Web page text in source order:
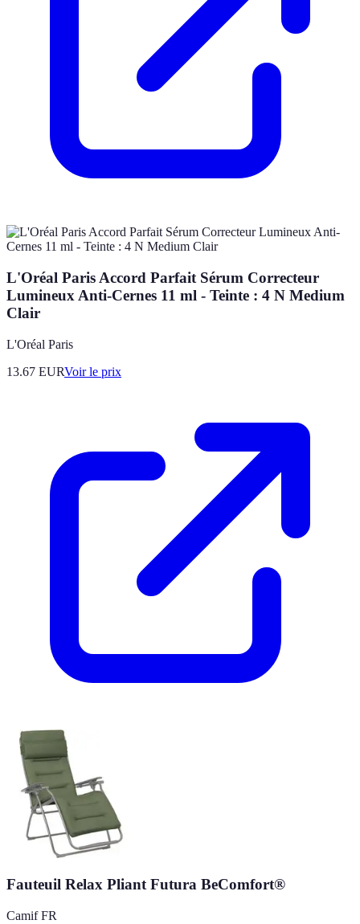
L'Oréal Paris Accord Parfait Sérum Correcteur
Lumineux Anti-Cernes 11 ml - Teinte : 4 N Medium
Clair
L'Oréal Paris
13.67 EURVoir le prix
Fauteuil Relax Pliant Futura BeComfort®
Camif FR